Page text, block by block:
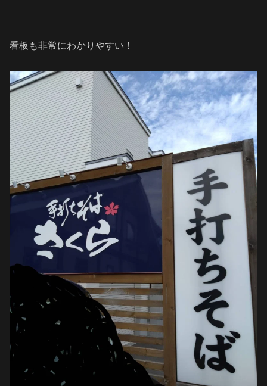
看板も非常にわかりやすい！